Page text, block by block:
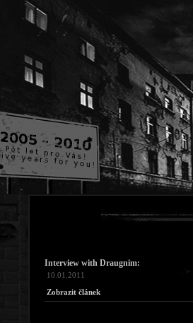
Interview with Draugnim:
10.01.2011
Zobrazit článek